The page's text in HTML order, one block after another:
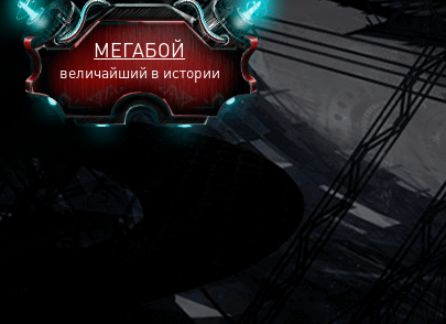
МЕГАБОЙ
величайший в истории